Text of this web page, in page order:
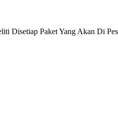
Disetiap Paket Yang Akan Di